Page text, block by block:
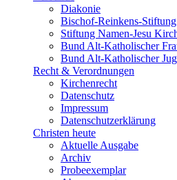
Diakonie
Bischof-Reinkens-Stiftung
Stiftung Namen-Jesu
Bund Alt-Katholischer
Bund Alt-Katholischer
Recht & Verordnungen
Kirchenrecht
Datenschutz
Impressum
Datenschutzerklärung
Christen heute
Aktuelle Ausgabe
Archiv
Probeexemplar